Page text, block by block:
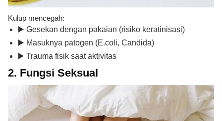
Kulup mencegah:
▶️ Gesekan dengan pakaian (risiko keratinisasi)
▶️ Masuknya patogen (E.coli, Candida)
▶️ Trauma fisik saat aktivitas
2. Fungsi Seksual